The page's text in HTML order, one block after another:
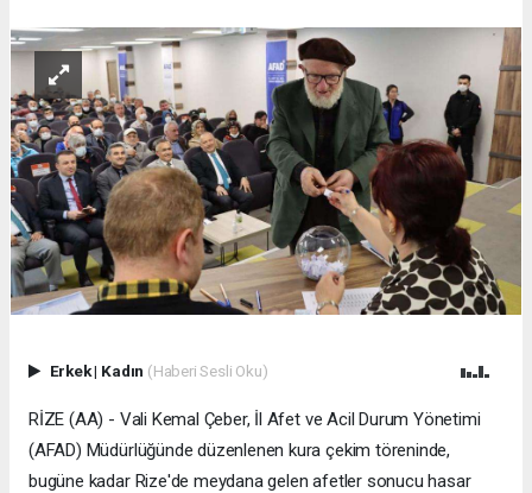
Erkek| Kadın (Haberi Sesli Oku)
RİZE (AA) - Vali Kemal Çeber, İl Afet ve Acil Durum Yönetimi
(AFAD) Müdürlüğünde düzenlenen kura çekim töreninde,
bugüne kadar Rize'de meydana gelen afetler sonucu hasar